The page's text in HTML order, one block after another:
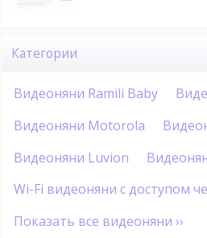
Категории
Видеоняни Ramili Baby
Видеоняни Motorola
Видеоняни Luvion
Wi-Fi видеоняни с доступом
Показать все видеоняни ››